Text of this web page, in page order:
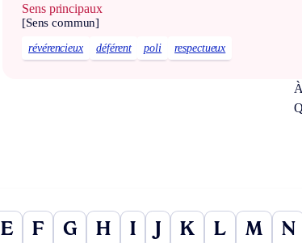
Sens principaux
[Sens commun]
révérencieux déférent poli respectueux
E F G H I J K L M N